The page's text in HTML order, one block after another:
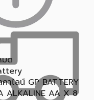
มด
าไลน์ GP BATTERY
ALKALINE AA X 8